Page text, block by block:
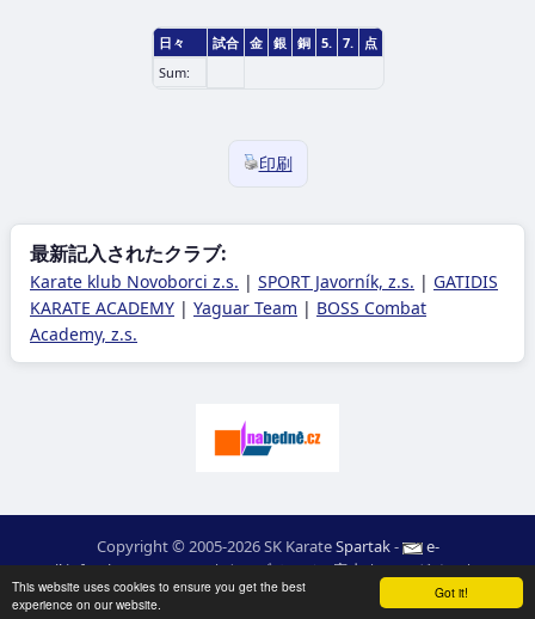
Got it!
This website uses cookies to ensure you get the best
experience on our website.
日々 試合 金 銀 銅 5. 7.
点
Sum:
印刷
最新記入されたクラブ:
Karate klub Novoborci z.s. | SPORT Javorník, z.s. | GATIDIS
KARATE ACADEMY | Yaguar Team | BOSS Combat
Academy, z.s.
Copyright © 2005-2026 SK KarateSpartak-
e-
mail:moc.ceretarak@ofni|ウエブページの案内| ログイン|RSS
webdesign:Ing. Pavel Švojgr,成績 karate : Mgr. Jiří Kotala